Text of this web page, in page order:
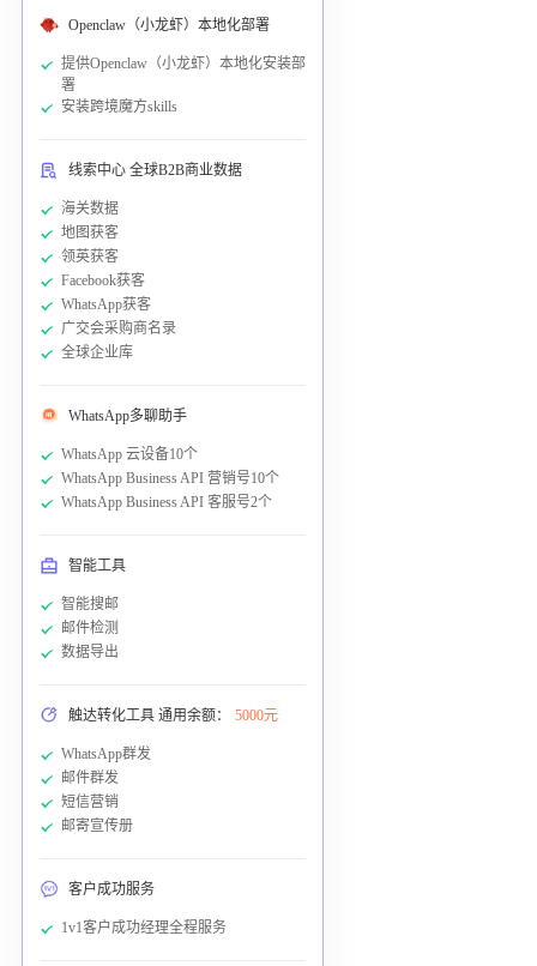
Openclaw（小龙虾）本地化部署
提供Openclaw（小龙虾）本地化安装部
署
安装跨境魔方skills
线索中心 全球B2B商业数据
海关数据
地图获客
领英获客
Facebook获客
WhatsApp获客
广交会采购商名录
全球企业库
WhatsApp多聊助手
WhatsApp 云设备10个
WhatsApp Business API 营销号10个
WhatsApp Business API 客服号2个
智能工具
智能搜邮
邮件检测
数据导出
触达转化工具 通用余额： 5000元
WhatsApp群发
邮件群发
短信营销
邮寄宣传册
客户成功服务
1v1客户成功经理全程服务